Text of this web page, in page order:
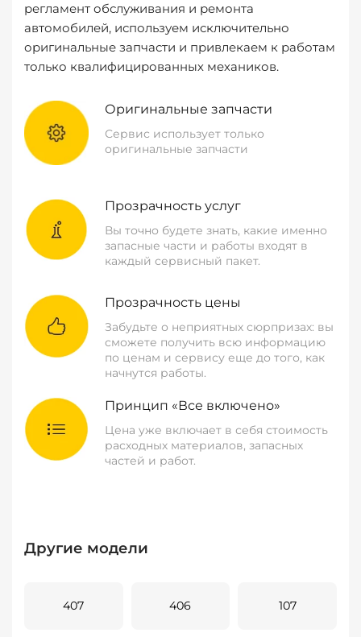
регламент обслуживания и ремонта
автомобилей, используем исключительно
оригинальные запчасти и привлекаем к работам
только квалифицированных механиков.
Оригинальные запчасти
Сервис использует только
оригинальные запчасти
Прозрачность услуг
Вы точно будете знать, какие именно
запасные части и работы входят в
каждый сервисный пакет.
Прозрачность цены
Забудьте о неприятных сюрпризах: вы
сможете получить всю информацию
по ценам и сервису еще до того, как
начнутся работы.
Принцип «Все включено»
Цена уже включает в себя стоимость
расходных материалов, запасных
частей и работ.
Другие модели
407 406 107